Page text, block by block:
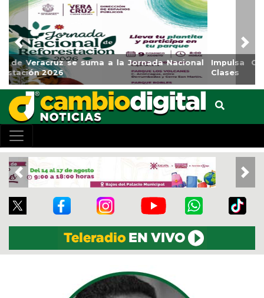
Impulsa Gobierno Municipal Expo Venta Regreso a
Clases
Previous
Previous